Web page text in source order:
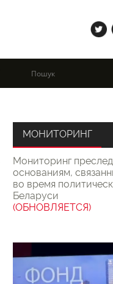
Пошук
tw
МОНИТОРИНГ
Мониторинг
основаниям,
во время
Беларуси
(ОБНОВЛЯЕТСЯ)